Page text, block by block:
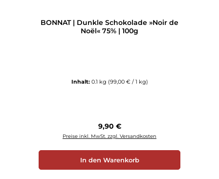
BONNAT | Dunkle Schokolade »Noir de
Noël« 75% | 100g
Inhalt: 0.1 kg (99,00 € / 1 kg)
Regulärer Preis:
9,90 €
Preise inkl. MwSt. zzgl. Versandkosten
In den Warenkorb